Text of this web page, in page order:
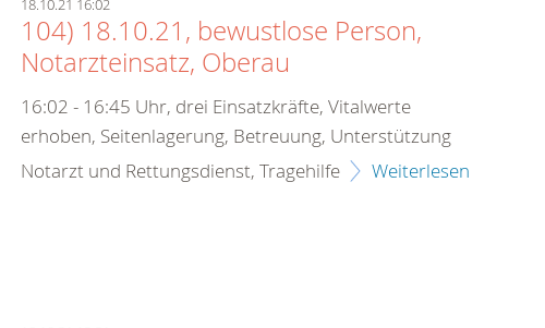
18.10.21 16:02
104) 18.10.21, bewustlose Person,
Notarzteinsatz, Oberau
16:02 - 16:45 Uhr, drei Einsatzkräfte, Vitalwerte
erhoben, Seitenlagerung, Betreuung, Unterstützung
Notarzt und Rettungsdienst, Tragehilfe
Weiterlesen